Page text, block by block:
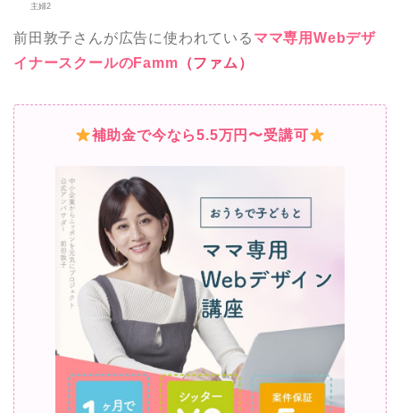
主婦2
前田敦子さんが広告に使われている ママ専用Webデザ
イナースクールのFamm （ファム）
補助金で今なら5.5万円〜受講可